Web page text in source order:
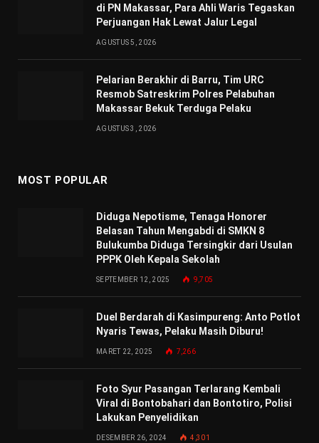
di PN Makassar, Para Ahli Waris Tegaskan
Perjuangan Hak Lewat Jalur Legal
AGUSTUS 5, 2026
Pelarian Berakhir di Barru, Tim URC
Resmob Satreskrim Polres Pelabuhan
Makassar Bekuk Terduga Pelaku
AGUSTUS 3, 2026
MOST POPULAR
Diduga Nepotisme, Tenaga Honorer
Belasan Tahun Mengabdi di SMKN 8
Bulukumba Diduga Tersingkir dari Usulan
PPPK Oleh Kepala Sekolah
SEPTEMBER 12, 2025 9,705
Duel Berdarah di Kasimpureng: Anto Potlot
Nyaris Tewas, Pelaku Masih Diburu!
MARET 22, 2025 7,266
Foto Syur Pasangan Terlarang Kembali
Viral di Bontobahari dan Bontotiro, Polisi
Lakukan Penyelidikan
DESEMBER 26, 2024 4,301